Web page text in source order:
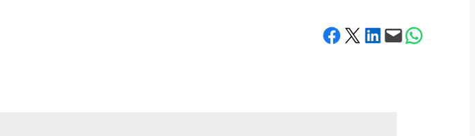
Share on Facebook
Share on X Share on LinkedIn
Email this PageShare on